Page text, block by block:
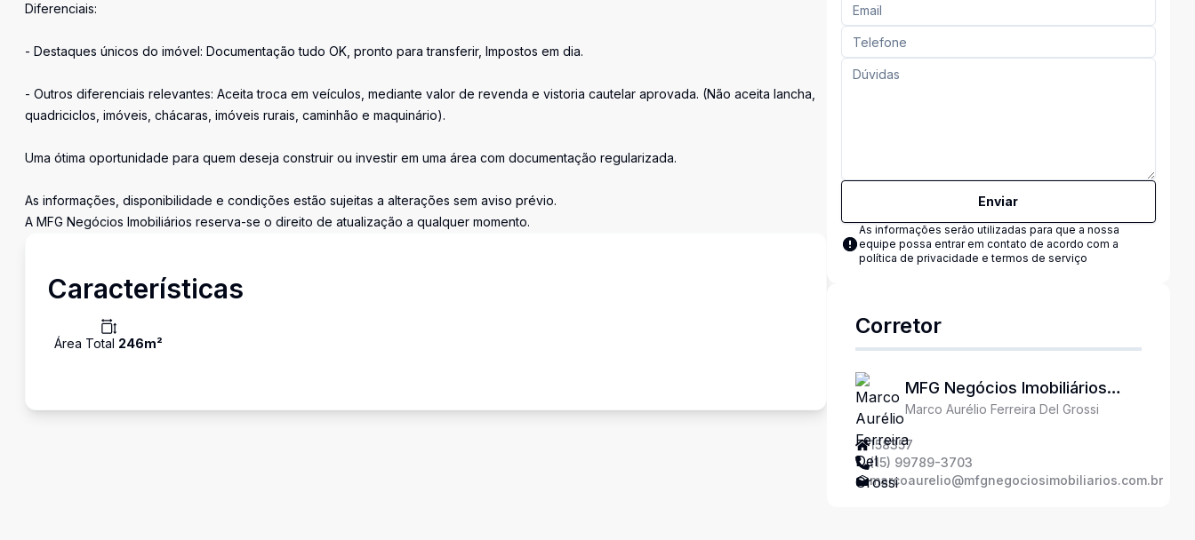
Diferenciais:
- Destaques únicos do imóvel: Documentação tudo OK, pronto para transferir, Impostos em dia.
- Outros diferenciais relevantes: Aceita troca em veículos, mediante valor de revenda e vistoria cautelar aprovada. (Não aceita lancha,
quadriciclos, imóveis, chácaras, imóveis rurais, caminhão e maquinário).
Uma ótima oportunidade para quem deseja construir ou investir em uma área com documentação regularizada.
As informações, disponibilidade e condições estão sujeitas a alterações sem aviso prévio.
A MFG Negócios Imobiliários reserva-se o direito de atualização a qualquer momento.
Características
Área Total 246m²
Enviar
As informações serão utilizadas para que a nossa
equipe possa entrar em contato de acordo com a
política de privacidade e termos de serviço
Corretor
MFG Negócios Imobiliários
Ltda
Marco Aurélio Ferreira Del Grossi
158357
(15) 99789-3703
marcoaurelio@mfgnegociosimobiliarios.com.br